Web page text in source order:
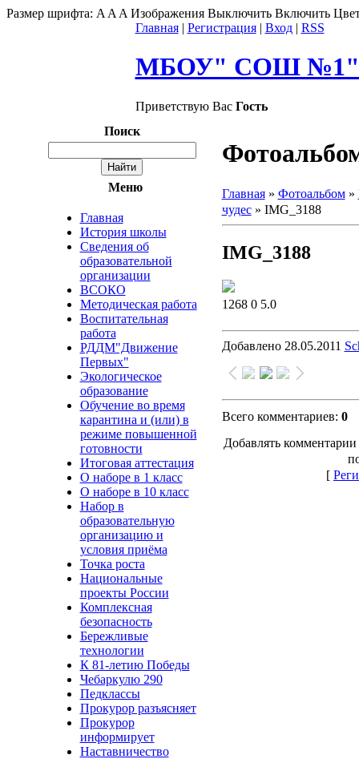
Размер шрифта: A A A Изображения Выключить Включить
Главная| Регистрация| Вход| RSS
МБОУ" СОШ №1"
Приветствую Вас Гость
Поиск
Меню
Главная
История школы
Сведения об
образовательной
организации
ВСОКО
Методическая работа
Воспитательная
работа
РДДМ"Движение
Первых"
Экологическое
образование
Обучение во время
карантина и (или) в
режиме повышенной
готовности
Итоговая аттестация
О наборе в 1 класс
О наборе в 10 класс
Набор в
образовательную
организацию и
условия приёма
Точка роста
Национальные
проекты России
Комплексная
безопасность
Бережливые
технологии
К 81-летию Победы
Чебаркулю 290
Педклассы
Прокурор разъясняет
Прокурор
информирует
Наставничество
Главная» Фотоальбом»
чудес» IMG_3188
IMG_3188
1268 0 5.0
Добавлено28.05.2011
Всего комментариев: 0
Добавлять
[